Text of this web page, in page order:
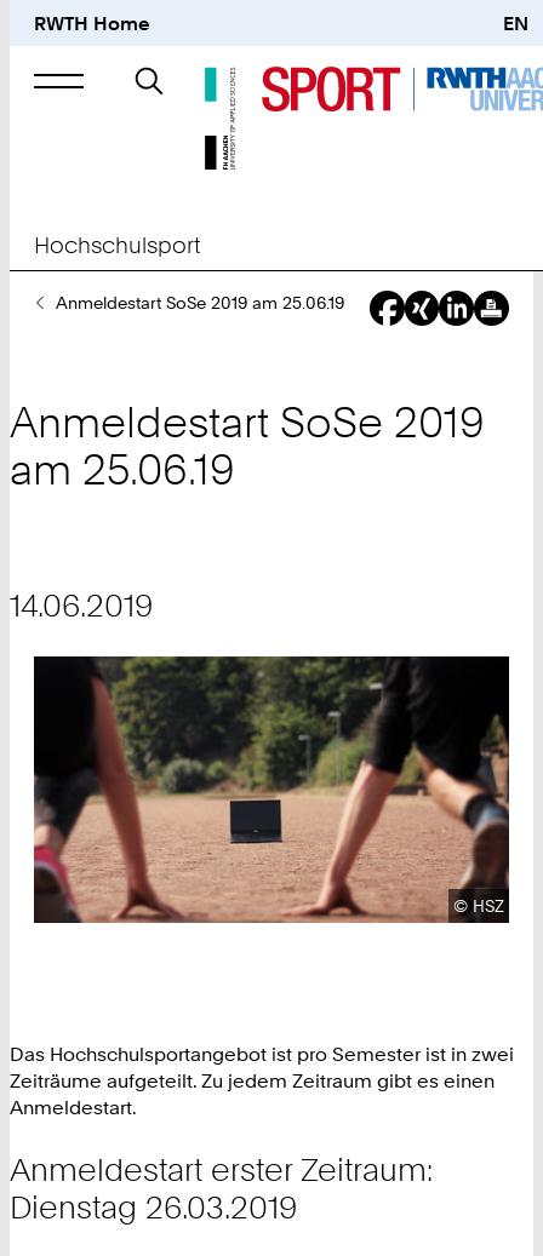
RWTH Home EN
Suche
nach
Hochschulsport
SieAnmeldestart SoSe 2019 am 25.06.19
Anmeldestart SoSe 2019
am 25.06.19
14.06.2019
© HSZ
Das Hochschulsportangebot ist pro Semester ist in zwei
Zeiträume aufgeteilt. Zu jedem Zeitraum gibt es einen
Anmeldestart.
Anmeldestart erster Zeitraum:
Dienstag 26.03.2019